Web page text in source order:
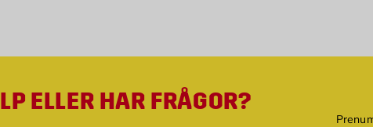
ELLER HAR FRÅGOR?